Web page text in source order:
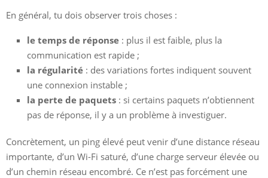
En général, tu dois observer trois choses :
le temps de réponse : plus il est faible, plus la
communication est rapide ;
la régularité : des variations fortes indiquent souvent
une connexion instable ;
la perte de paquets : si certains paquets n’obtiennent
pas de réponse, il y a un problème à investiguer.
Concrètement, un ping élevé peut venir d’une distance réseau
importante, d’un Wi-Fi saturé, d’une charge serveur élevée ou
d’un chemin réseau encombré. Ce n’est pas forcément une